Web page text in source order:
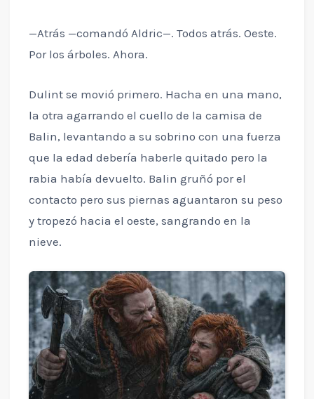
—Atrás —comandó Aldric—. Todos atrás. Oeste.
Por los árboles. Ahora.
Dulint se movió primero. Hacha en una mano,
la otra agarrando el cuello de la camisa de
Balin, levantando a su sobrino con una fuerza
que la edad debería haberle quitado pero la
rabia había devuelto. Balin gruñó por el
contacto pero sus piernas aguantaron su peso
y tropezó hacia el oeste, sangrando en la
nieve.